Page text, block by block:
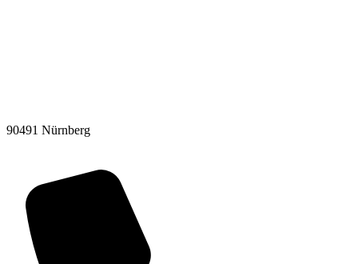
90491 Nürnberg